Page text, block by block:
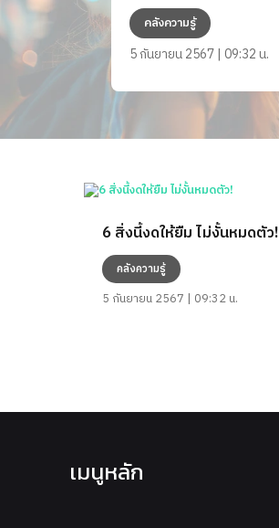
คลังความรู้
5 กันยายน 2567 | 09:32 น.
6 สิ่งนี้งดให้ยืม ไม่งั้นหมดตัว!
คลังความรู้
5 กันยายน 2567 | 09:32 น.
เมนูหลัก